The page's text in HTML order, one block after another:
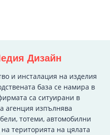
Дизайн
и инсталация на изделия
база се намира в
са ситуирани в
агенция изпълнява
тотеми, автомобилни
територията на цялата